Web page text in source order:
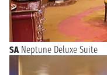
SA Neptune Deluxe Suite